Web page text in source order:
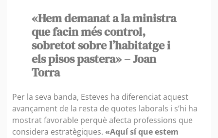
«Hem demanat a la ministra
que facin més control,
sobretot sobre l’habitatge i
els pisos pastera» – Joan
Torra
Per la seva banda, Esteves ha diferenciat aquest
avançament de la resta de quotes laborals i s’hi ha
mostrat favorable perquè afecta professions que
considera estratègiques. «Aquí sí que estem